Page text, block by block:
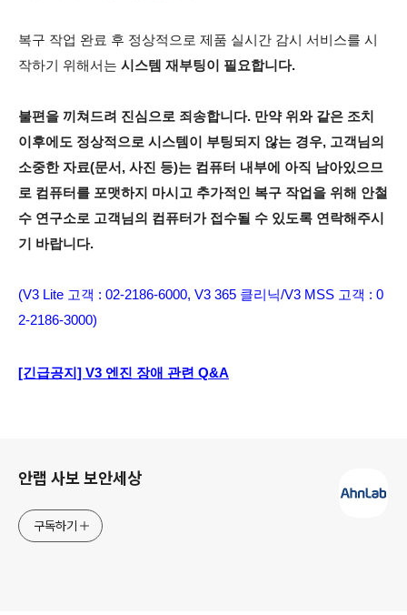
복구 작업 완료 후 정상적으로 제품 실시간 감시 서비스를 시
작하기 위해서는 시스템 재부팅이 필요합니다.
불편을 끼쳐드려 진심으로 죄송합니다. 만약 위와 같은 조치
이후에도 정상적으로 시스템이 부팅되지 않는 경우, 고객님의
소중한 자료(문서, 사진 등)는 컴퓨터 내부에 아직 남아있으므
로 컴퓨터를 포맷하지 마시고 추가적인 복구 작업을 위해 안철
수 연구소로 고객님의 컴퓨터가 접수될 수 있도록 연락해주시
기 바랍니다.
(V3 Lite 고객 : 02-2186-6000, V3 365 클리닉/V3 MSS 고객 : 0
2-2186-3000)
[긴급공지] V3 엔진 장애 관련 Q&A
안랩 사보 보안세상
구독하기